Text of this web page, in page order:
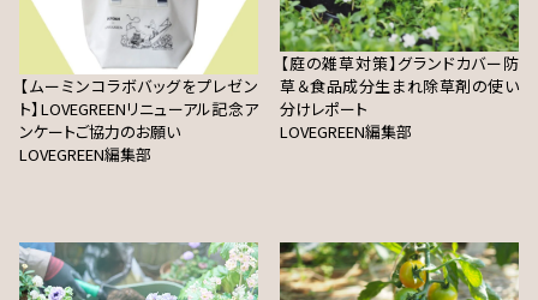
【ムーミンコラボバッグをプレゼン
ト】LOVEGREENリニューアル記念ア
ンケートご協力のお願い
LOVEGREEN編集部
【庭の雑草対策】グランドカバー防
草＆食品成分生まれ除草剤の使い
分けレポート
LOVEGREEN編集部